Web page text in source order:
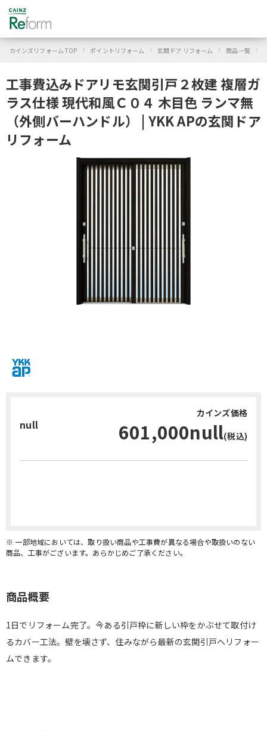
カインズリフォーム TOP › ポイントリフォーム › 玄関ドア リフォーム › 商品一覧 ›
工事費込みドアリモ玄関引戸２枚建 複層ガ
ラス仕様 現代和風Ｃ０４ 木目色 ランマ無
（外側バーハンドル） | YKK APの玄関ドア
リフォーム
null
カインズ価格
601,000null(税込)
※ 一部地域においては、取り扱い商品や工事費が異なる場合や取扱いのない
商品、工事がございます。あらかじめご了承ください。
商品概要
1日でリフォーム完了。今ある引戸枠に新しい枠をかぶせて取付け
るカバー工法。壁を壊さず、住みながら最新の玄関引戸へリフォー
ムできます。